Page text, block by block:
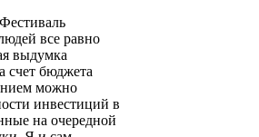
все равно
выдумка
счет бюджета
можно
инвестиций в
на очередной